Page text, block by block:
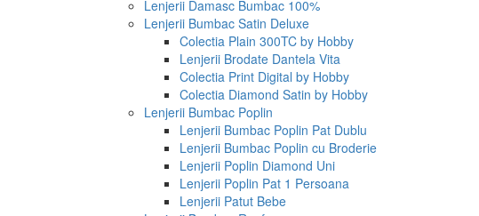
Lenjerii Damasc Bumbac 100%
Lenjerii Bumbac Satin Deluxe
Colectia Plain 300TC by Hobby
Lenjerii Brodate Dantela Vita
Colectia Print Digital by Hobby
Colectia Diamond Satin by Hobby
Lenjerii Bumbac Poplin
Lenjerii Bumbac Poplin Pat Dublu
Lenjerii Bumbac Poplin cu Broderie
Lenjerii Poplin Diamond Uni
Lenjerii Poplin Pat 1 Persoana
Lenjerii Patut Bebe